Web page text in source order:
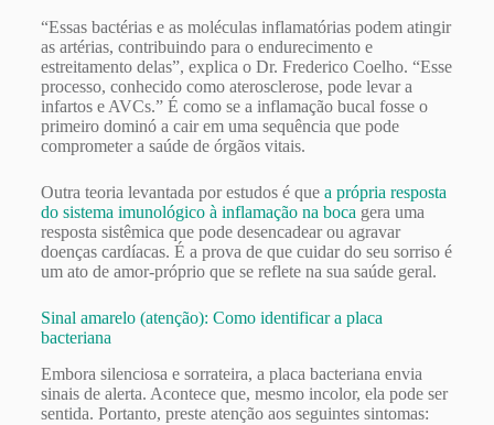
“Essas bactérias e as moléculas inflamatórias podem atingir
as artérias, contribuindo para o endurecimento e
estreitamento delas”, explica o Dr. Frederico Coelho. “Esse
processo, conhecido como aterosclerose, pode levar a
infartos e AVCs.” É como se a inflamação bucal fosse o
primeiro dominó a cair em uma sequência que pode
comprometer a saúde de órgãos vitais.
Outra teoria levantada por estudos é quea própria resposta
do sistema imunológico à inflamação na boca gera uma
resposta sistêmica que pode desencadear ou agravar
doenças cardíacas. É a prova de que cuidar do seu sorriso é
um ato de amor-próprio que se reflete na sua saúde geral.
Sinal amarelo (atenção): Como identificar a placa
bacteriana
Embora silenciosa e sorrateira, a placa bacteriana envia
sinais de alerta. Acontece que, mesmo incolor, ela pode ser
sentida. Portanto, preste atenção aos seguintes sintomas: